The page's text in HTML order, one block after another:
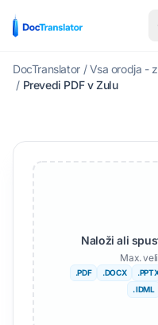
DocTranslator / Vsa orodja -
/ Prevedi PDF v Zulu
Naloži ali
Max.
.PDF .DOCX
. IDML